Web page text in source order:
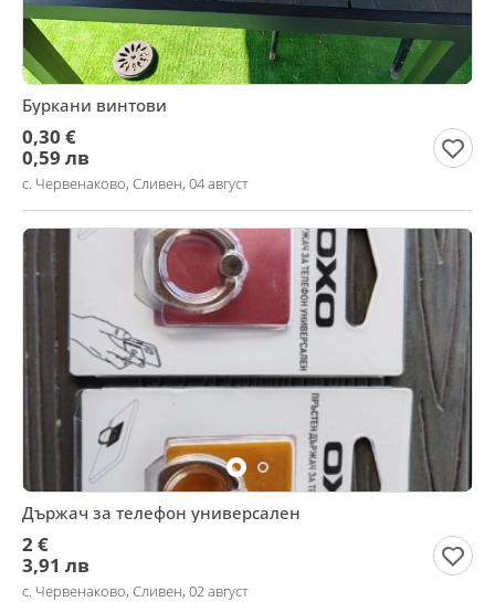
Буркани винтови
0,30 €
0,59 лв
с. Червенаково, Сливен, 04 август
Държач за телефон универсален
2 €
3,91 лв
с. Червенаково, Сливен, 02 август